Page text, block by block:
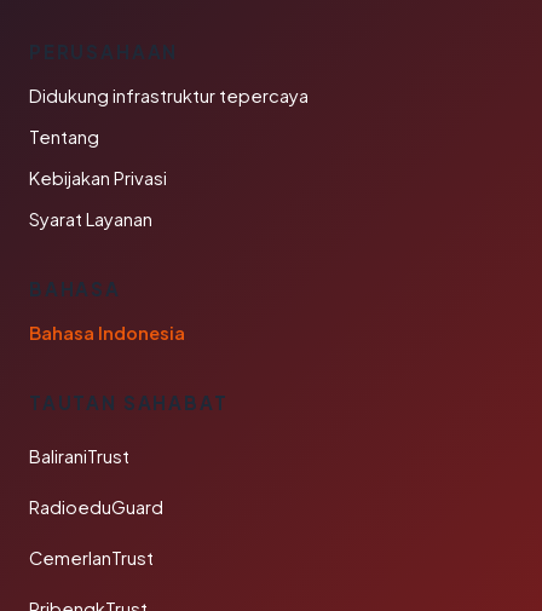
PERUSAHAAN
Didukung infrastruktur tepercaya
Tentang
Kebijakan Privasi
Syarat Layanan
BAHASA
Bahasa Indonesia
TAUTAN SAHABAT
BaliraniTrust
RadioeduGuard
CemerlanTrust